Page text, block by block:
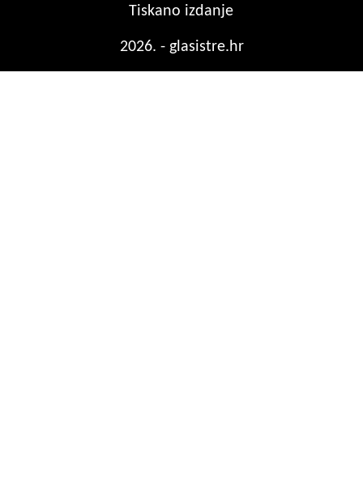
Tiskano izdanje
2026. - glasistre.hr